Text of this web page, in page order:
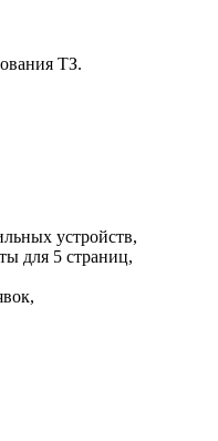
ТЗ.
устройств,
для 5 страниц,